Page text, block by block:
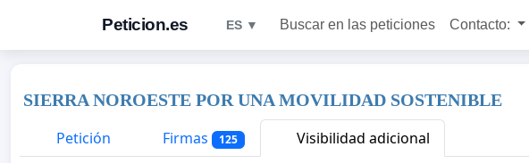
Peticion.es ES ▼ Buscar en las peticiones Contacto:
SIERRA NOROESTE POR UNA MOVILIDAD SOSTENIBLE
Petición
Firmas 125 Visibilidad adicional